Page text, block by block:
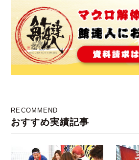
RECOMMEND
おすすめ実績記事